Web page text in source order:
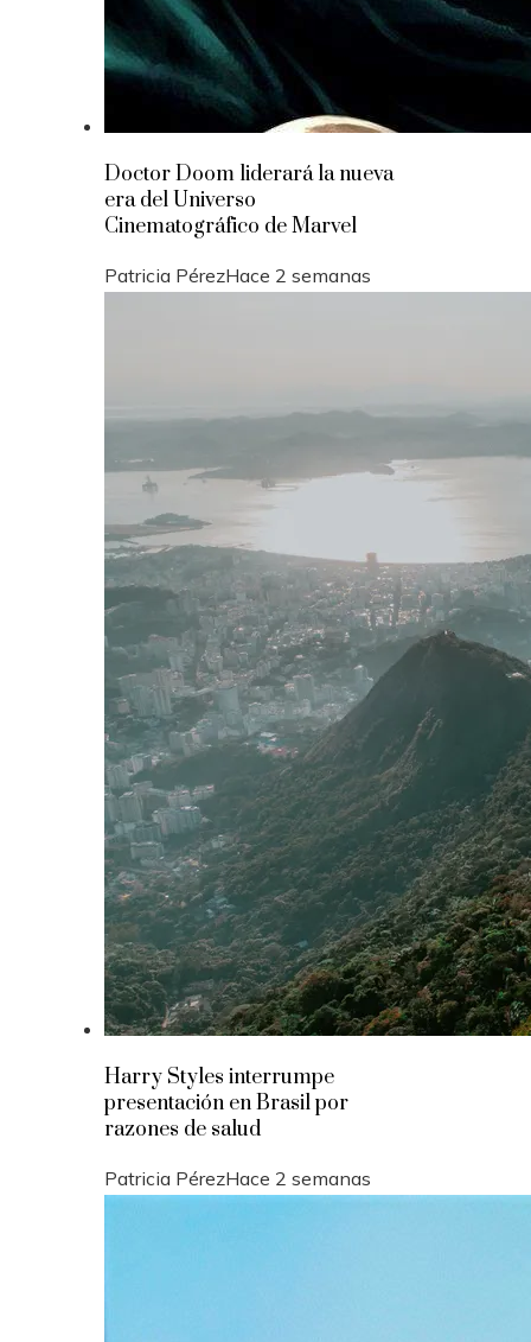
Doctor Doom liderará la nueva
era del Universo
Cinematográfico de Marvel
Patricia PérezHace 2 semanas
Harry Styles interrumpe
presentación en Brasil por
razones de salud
Patricia PérezHace 2 semanas